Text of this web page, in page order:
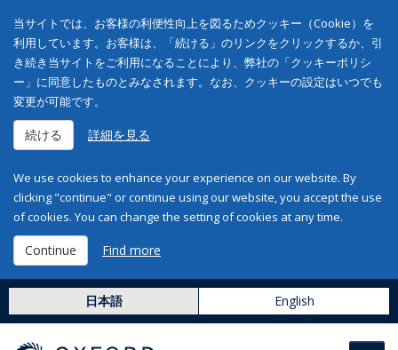
当サイトでは、お客様の利便性向上を図るためクッキー（Cookie）を
利用しています。お客様は、「続ける」のリンクをクリックするか、引
き続き当サイトをご利用になることにより、弊社の「クッキーポリシ
ー」に同意したものとみなされます。なお、クッキーの設定はいつでも
変更が可能です。
続ける 詳細を見る
We use cookies to enhance your experience on our website. By
clicking "continue" or continue using our website, you accept the use
of cookies. You can change the setting of cookies at any time.
Continue Find more
日本語 English